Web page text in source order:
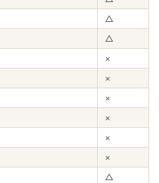
△
△
×
×
×
×
×
×
△